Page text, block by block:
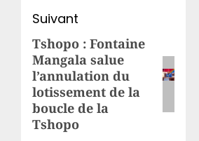
Suivant
Article
suivant:
Tshopo : Fontaine
Mangala salue
l’annulation du
lotissement de la
boucle de la
Tshopo